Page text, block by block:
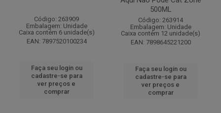
Código: 263909
Embalagem: Unidade
Caixa contém 6 unidade(s)
EAN: 7897520100234
Faça seu login ou
cadastre-se para
ver preços e
comprar
500ML
Código: 263914
Embalagem: Unidade
Caixa contém 12 unidade(s)
EAN: 7898645221200
Faça seu login ou
cadastre-se para
ver preços e
comprar